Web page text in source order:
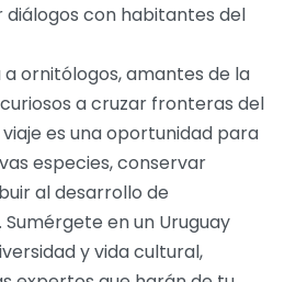
con habitantes del
a ornitólogos, amantes de la
a cruzar fronteras del
es una oportunidad para
especies, conservar
al desarrollo de
en un Uruguay
y vida cultural,